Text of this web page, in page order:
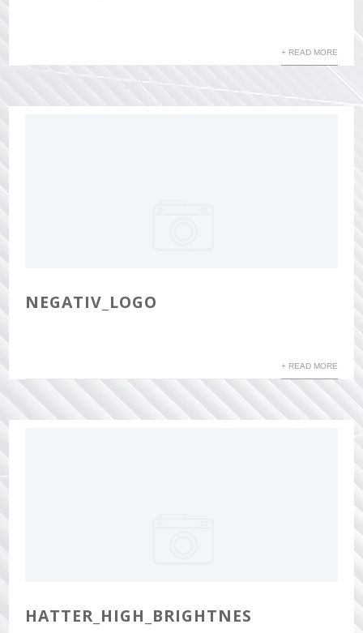
+ READ MORE
NEGATIV_LOGO
+ READ MORE
HATTER_HIGH_BRIGHTNES